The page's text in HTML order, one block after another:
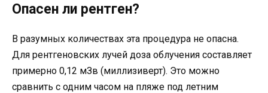
Опасен ли рентген?
В разумных количествах эта процедура не опасна.
Для рентгеновских лучей доза облучения составляет
примерно 0,12 мЗв (миллизиверт). Это можно
сравнить с одним часом на пляже под летним